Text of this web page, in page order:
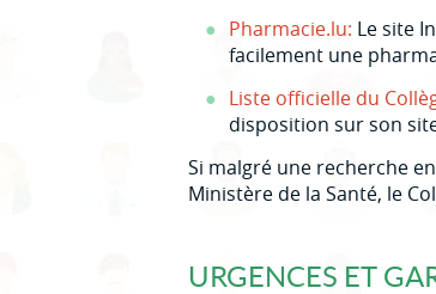
Pharmacie.lu: Le site
facilement une
Liste officielle du
disposition sur son
Si malgré une recherche
Ministère de la Santé, le
URGENCES ET